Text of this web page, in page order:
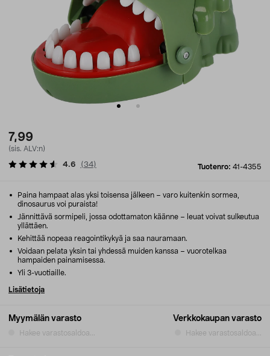
7,99
(sis. ALV:n)
Tuotenro: 41-4355
4.6 (34)
Myymälän varasto
Hakee varastosaldoa...
Verkkokaupan varasto
Hakee varastosaldoa...
Paina hampaat alas yksi toisensa jälkeen – varo kuitenkin sormea,
dinosaurus voi puraista!
Jännittävä sormipeli, jossa odottamaton käänne – leuat voivat sulkeutua
yllättäen.
Kehittää nopeaa reagointikykyä ja saa nauramaan.
Voidaan pelata yksin tai yhdessä muiden kanssa – vuorotelkaa
hampaiden painamisessa.
Yli 3-vuotiaille.
Lisätietoja